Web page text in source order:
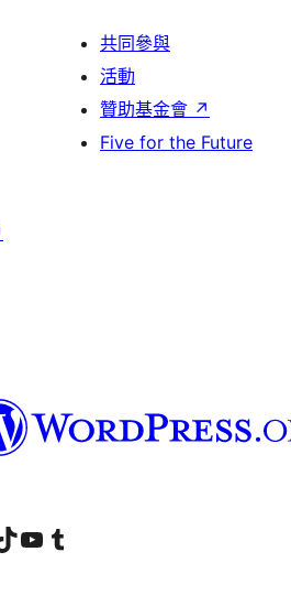
共同參與
活動
贊助基金會 ↗
Five for the Future
accountaccount
帳號Visit our YouTube channel
造訪我們的 Tumblr 帳號